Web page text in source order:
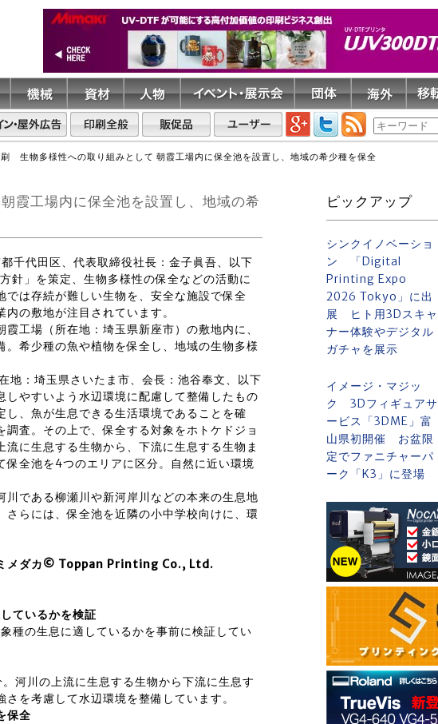
生物多様性への取り組みとして 朝霞工場内に保全池を設置し、地域の希少種を保全
霞工場内に保全池を設置し、地域の希
千代田区、代表取締役社長：金子眞吾、以下
針」を策定、生物多様性の保全などの活動に
は存続が難しい生物を、安全な施設で保全
の敷地が注目されています。
工場（所在地：埼玉県新座市）の敷地内に、
希少種の魚や植物を保全し、地域の生物多様
地：埼玉県さいたま市、会長：池谷奉文、以下
やすいよう水辺環境に配慮して整備したもの
、魚が生息できる生活環境であることを確
査。その上で、保全する対象をホトケドジョ
に生息する生物から、下流に生息する生物ま
全池を4つのエリアに区分。自然に近い環境
である柳瀬川や新河岸川などの本来の生息地
らには、保全池を近隣の小中学校向けに、環
ミメダカ© Toppan Printing Co., Ltd.
ているかを検証
種の生息に適しているかを事前に検証してい
河川の上流に生息する生物から下流に生息す
を考慮して水辺環境を整備しています。
保全
ピックアップ
シンクイノベーショ
ン 「Digital
Printing Expo
2026 Tokyo」に出
展 ヒト用3Dスキャ
ナー体験やデジタル
ガチャを展示
イメージ・マジッ
ク 3Dフィギュアサ
ービス「3DME」富
山県初開催 お盆限
定でファニチャーパ
ーク「K3」に登場